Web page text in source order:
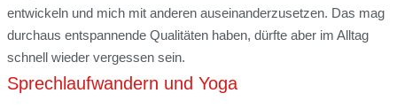
entwickeln und mich mit anderen auseinanderzusetzen. Das mag
durchaus entspannende Qualitäten haben, dürfte aber im Alltag
schnell wieder vergessen sein.
Sprechlaufwandern und Yoga